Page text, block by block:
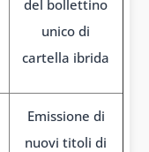
del bollettino
unico di
cartella ibrida
Emissione di
nuovi titoli di